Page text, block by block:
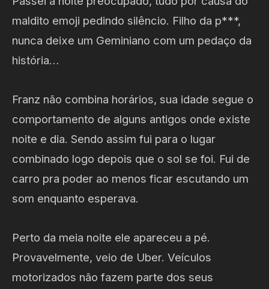
maldito emoji pedindo silêncio. Filho da p***,
nunca deixe um Geminiano com um pedaço da
história…
Franz não combina horários, sua idade segue o
comportamento de alguns antigos onde existe
noite e dia. Sendo assim fui para o lugar
combinado logo depois que o sol se foi. Fui de
carro pra poder ao menos ficar escutando um
som enquanto esperava.
Perto da meia noite ele apareceu a pé.
Provavelmente, veio de Uber. Veículos
motorizados não fazem parte dos seus